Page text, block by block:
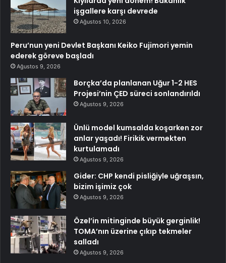
işgallere karşı devrede
Ağustos 10, 2026
Peru’nun yeni Devlet Başkanı Keiko Fujimori yemin
ederek göreve başladı
Ağustos 9, 2026
Borçka’da planlanan Uğur 1-2 HES
Projesi’nin ÇED süreci sonlandırıldı
Ağustos 9, 2026
Ünlü model kumsalda koşarken zor
anlar yaşadı! Firikik vermekten
kurtulamadı
Ağustos 9, 2026
Gider: CHP kendi pisliğiyle uğraşsın,
bizim işimiz çok
Ağustos 9, 2026
Özel’in mitinginde büyük gerginlik!
TOMA’nın üzerine çıkıp tekmeler
salladı
Ağustos 9, 2026